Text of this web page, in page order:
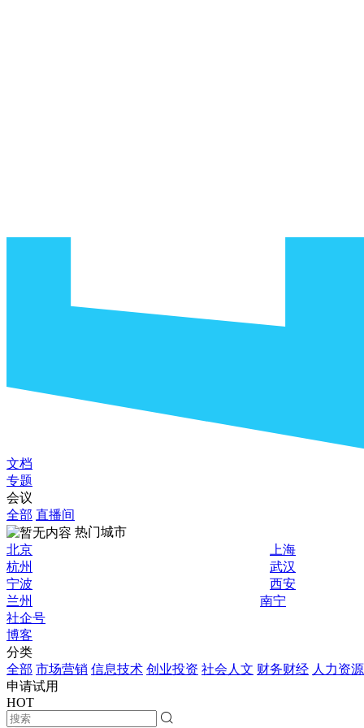
文档
专题
会议
全部 直播间
热门城市
北京
上海
杭州
武汉
宁波
西安
兰州
南宁
社企号
博客
分类
全部 市场营销 信息技术 创业投资 社会人文 财务财经 人力资源
申请试用
HOT